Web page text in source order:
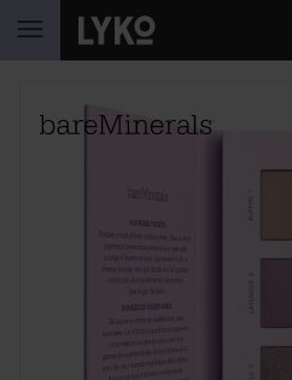
HOPPA TILL INNEHÅLLET
HOPPA ÖVER SEKTIONEN